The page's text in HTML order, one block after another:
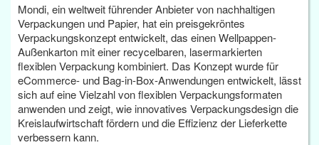
Mondi, ein weltweit führender Anbieter von nachhaltigen
Verpackungen und Papier, hat ein preisgekröntes
Verpackungskonzept entwickelt, das einen Wellpappen-
Außenkarton mit einer recycelbaren, lasermarkierten
flexiblen Verpackung kombiniert. Das Konzept wurde für
eCommerce- und Bag-in-Box-Anwendungen entwickelt, lässt
sich auf eine Vielzahl von flexiblen Verpackungsformaten
anwenden und zeigt, wie innovatives Verpackungsdesign die
Kreislaufwirtschaft fördern und die Effizienz der Lieferkette
verbessern kann.